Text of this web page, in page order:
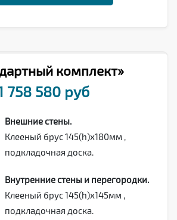
комплект»
758 580 руб
Внешние стены.
Клееный брус 145(h)х180мм ,
подкладочная доска.
Внутренние стены и перегородки.
Клееный брус 145(h)х145мм ,
подкладочная доска.